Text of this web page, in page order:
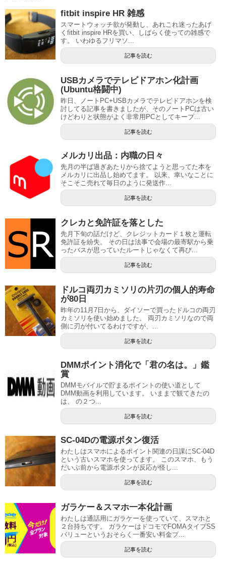
fitbit inspire HR 雑感
スマートウォッチ欲が発動し、あれこれ迷ったあげ
くfitbit inspire HRを買い、しばらく使っての雑感で
す。 いわゆるフリマソ...
記事を読む
USBカメラでテレビドアホン化計画
(Ubuntu格闘中)
昨日、ノートPC+USBカメラでテレビドアホンを検
討してる記事を書きましたが、そのノートPCは古い
けどわりと状態がよく非常用PCとしてキープ...
記事を読む
メルカリ出品：内職の日々
先月の半ば過ぎあたりから捨てようと思ってた本を
メルカリに出品し始めてます。 以来、幸いなことに
そこそこ売れて毎日のように発送作...
記事を読む
クレカと免許証を落とした
先月下旬の話だけど、クレジットカード１枚と運転
免許証を紛失。 その日は法事で会場の最寄駅から乗
ったバスが思っていたルートじゃなくて再び...
記事を読む
ドルコ両刃カミソリの片刃の個人的寿命
が80日
昨年の11月7日から、ダイソーで買ったドルコの両刃
カミソリを使い始めました。 両刃カミソリなので両
側に刃が付いてるわけですが、...
記事を読む
DMMポイント消化で「君の名は。」鑑
賞
DMMモバイルで貯まるポイントの使い道として
DMM動画を利用しています。 いままで観てきたの
は、 の２つ...
記事を読む
SC-04Dの電源ボタン復活
わたしはスマホによるポイント関連の日課にSC-04D
という古いスマホを使ってます。 このスマホ、もう
だいぶ前から電源ボタンが反応が怪し...
記事を読む
ガラケー＆スマホ一本化計画
わたしは通話用にガラケーを使っていて、スマホと
２台持ちです。 ガラケーはドコモでFOMAタイプSS
バリューというおそらく一番安い料金プ...
記事を読む